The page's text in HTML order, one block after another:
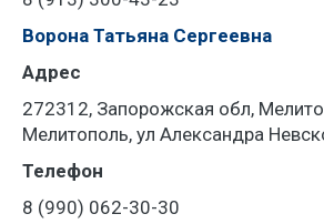
Ворона Татьяна Сергеевна
Адрес
272312, Запорожская обл,
Мелитополь, ул Александра
Телефон
8 (990) 062-30-30